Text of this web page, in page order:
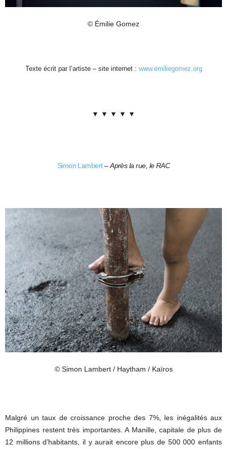
© Émilie Gomez
Texte écrit par l’artiste – site internet : www.emiliegomez.org
▼ ▼ ▼ ▼ ▼
Simon Lambert–Après la rue, le RAC
© Simon Lambert / Haytham / Kaïros
Malgré un taux de croissance proche des 7%, les inégalités aux
Philippines restent très importantes. A Manille, capitale de plus de
12 millions d’habitants, il y aurait encore plus de 500 000 enfants